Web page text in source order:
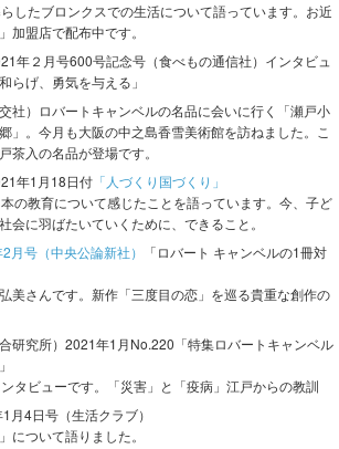
したブロンクスでの生活について語っています。お近
加盟店で配布中です。
年２月号600号記念号（食べもの通信社）インタビュ
らげ、勇気を与える」
社）ロバートキャンベルの名品に会いに行く「瀬戸小
。今月も大阪の中之島香雪美術館を訪ねました。こ
茶入の名品が登場です。
年1月18日付 「人づくり国づくり」
の教育について感じたことを語っています。今、子ど
会に羽ばたいていくために、できること。
月号（中央公論新社）
「ロバート キャンベルの1冊対
美さんです。新作「三度目の恋」を巡る貴重な創作の
研究所）2021年1月No.220「特集ロバートキャンベル
タビューです。「災害」と「疫病」江戸からの教訓
月4日号（生活クラブ）
について語りました。